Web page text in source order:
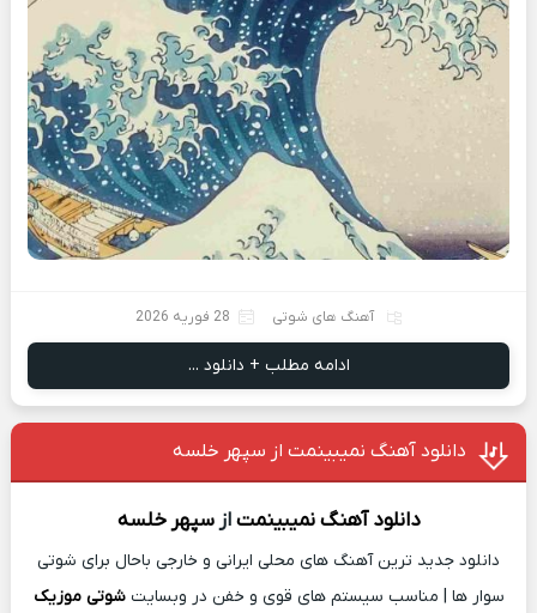
آهنگ های شوتی 28 فوریه 2026
ادامه مطلب + دانلود ...
دانلود آهنگ نمیبینمت از سپهر خلسه
دانلود آهنگ نمیبینمتازسپهر خلسه
دانلود جدید ترین آهنگ های محلی ایرانی و خارجی باحال برای شوتی
سوار ها | مناسب سیستم های قوی و خفن در وبسایتشوتی موزیک